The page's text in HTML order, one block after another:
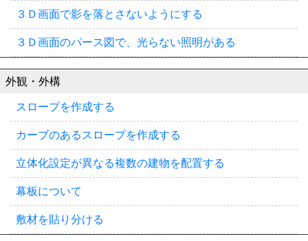
３Ｄ画面で影を落とさないようにする
３Ｄ画面のパース図で、光らない照明がある
外観・外構
スロープを作成する
カーブのあるスロープを作成する
立体化設定が異なる複数の建物を配置する
幕板について
敷材を貼り分ける